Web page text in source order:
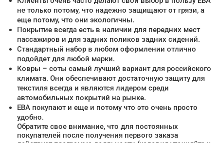
не только потому, что надежно защищают от грязи, а
еще потому, что они экологичны.
Покрытие всегда есть в наличии для передних мест
пассажиров и для задних поликов задних сидений.
Стандартный набор в любом оформлении отлично
подойдет для любой марки.
Ковры – соты самый лучший вариант для российского
климата. Они обеспечивают достаточную защиту для
текстиля всегда и являются лидером среди
автомобильных покрытий на рынке.
ЕВА покупают и еще и потому что это очень просто
удобно.
Обратите свое внимание, что для постоянных
покупателей после получения первого заказа